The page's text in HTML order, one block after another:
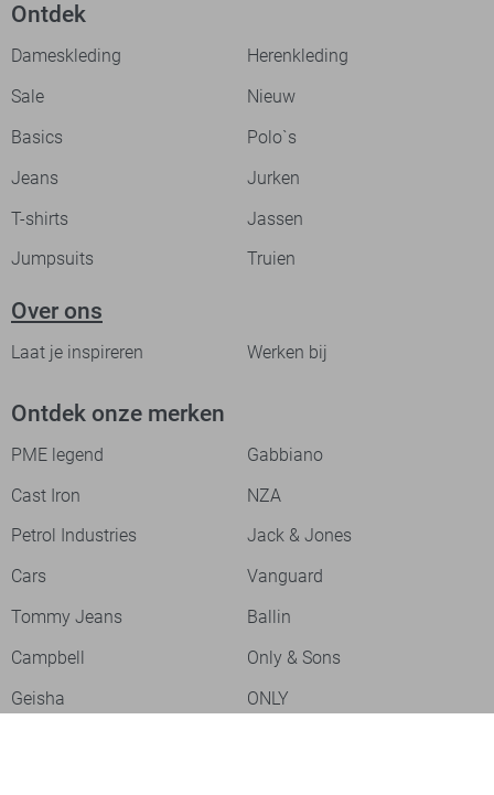
Ontdek
Dameskleding
Herenkleding
Sale
Nieuw
Basics
Polo`s
Jeans
Jurken
T-shirts
Jassen
Jumpsuits
Truien
Over ons
Laat je inspireren Werken bij
Ontdek onze merken
PME legend
Gabbiano
Cast Iron
NZA
Petrol Industries
Jack & Jones
Cars
Vanguard
Tommy Jeans
Ballin
Campbell
Only & Sons
Geisha
ONLY